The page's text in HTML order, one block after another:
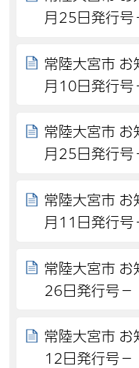
月25日発行号
常陸大宮市
月10日発行号
常陸大宮市
月25日発行号
常陸大宮市
月11日発行号
常陸大宮市
26日発行号－
常陸大宮市
12日発行号－